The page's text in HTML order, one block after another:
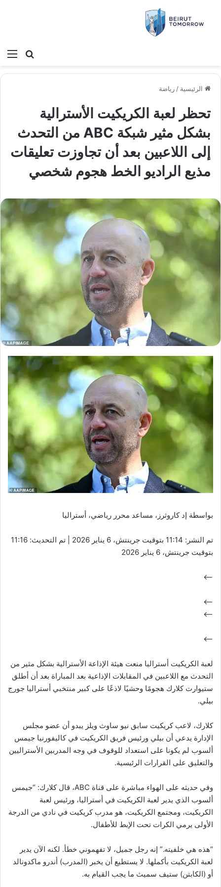
بحث
الرئيسية / رياضة
تحظر لعبة الكريكيت الأسترالية
بشكل مثير شبكة ABC من التحدث
إلى اللاعبين بعد أن تجاوزت تعليقات
مذيع الراديو الخط هجوم شخصي
بواسطة إد كاروثرز، مساعد محرر رياضي، أستراليا
تم النشر: 11:14 بتوقيت جرينتش، 6 يناير 2026 تم التحديث: 11:16
بتوقيت جرينتش، 6 يناير 2026
–>
–>
–>
–>
لعبة الكريكيت أستراليا منعت هيئة الإذاعة الأسترالية بشكل مثير من
التحدث مع اللاعبين في المقابلات الإذاعية بعد المباراة بعد أن أطلق
ستيوارت كلارك هجومًا وحشيًا لاذعًا على كبير منتخبي أستراليا جورج
بيلي.
كلارك، لاعب كريكيت سابق نيو ساوث ويلز يبدو أن عضو مجلس
الإدارة يدعي أن بيلي ورئيس فريق الكريكيت في كاليفورنيا جيمس
ألسوب لم يكونا على استعداد للوقوف في وجه المدربين الأستراليين
والتعليق على القرارات الرئيسية.
وفي حديثه على الهواء مباشرة على قناة ABC، قال كلارك: “جيمس
ألسوب الذي يدير لعبة الكريكيت في أستراليا، ورئيس لعبة
الكريكيت، ومجتمع الكريكيت، هو مدرب كريكيت في نادي من الدرجة
الأولى يرمي الكرات تحت الإبط للأطفال.
“هذه هي خلفيته.” إنه رجل جميل، لا تفهموني خطأ. لكنه الآن يدير
لعبة الكريكيت بأكملها. لا يستطيع أن يخبر (المدرب) أندرو ماكدونالد
أو (الكابتن) ستيف سميث ما يجب القيام به.